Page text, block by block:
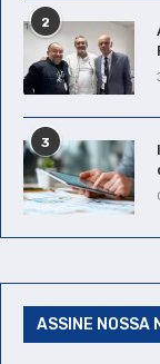
2
3
ASSINE NOSSA